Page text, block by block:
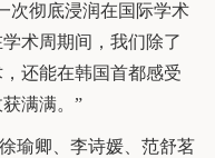
次彻底浸润在国际学术
术周期间，我们除了
还能在韩国首都感受
满满。”
瑜卿、李诗媛、范舒茗